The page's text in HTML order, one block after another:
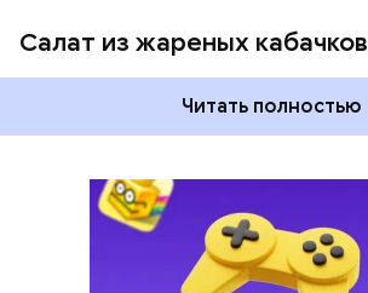
Салат из жареных кабачков
Читать полностью